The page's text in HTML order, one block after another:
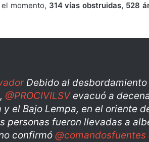
momento, 314 vías obstruidas, 528
Debido al desbordamiento
@PROCIVILSVevacuó a
y el Bajo Lempa, en el oriente
personas fueron llevadas a
confirmó@comandosfuentes